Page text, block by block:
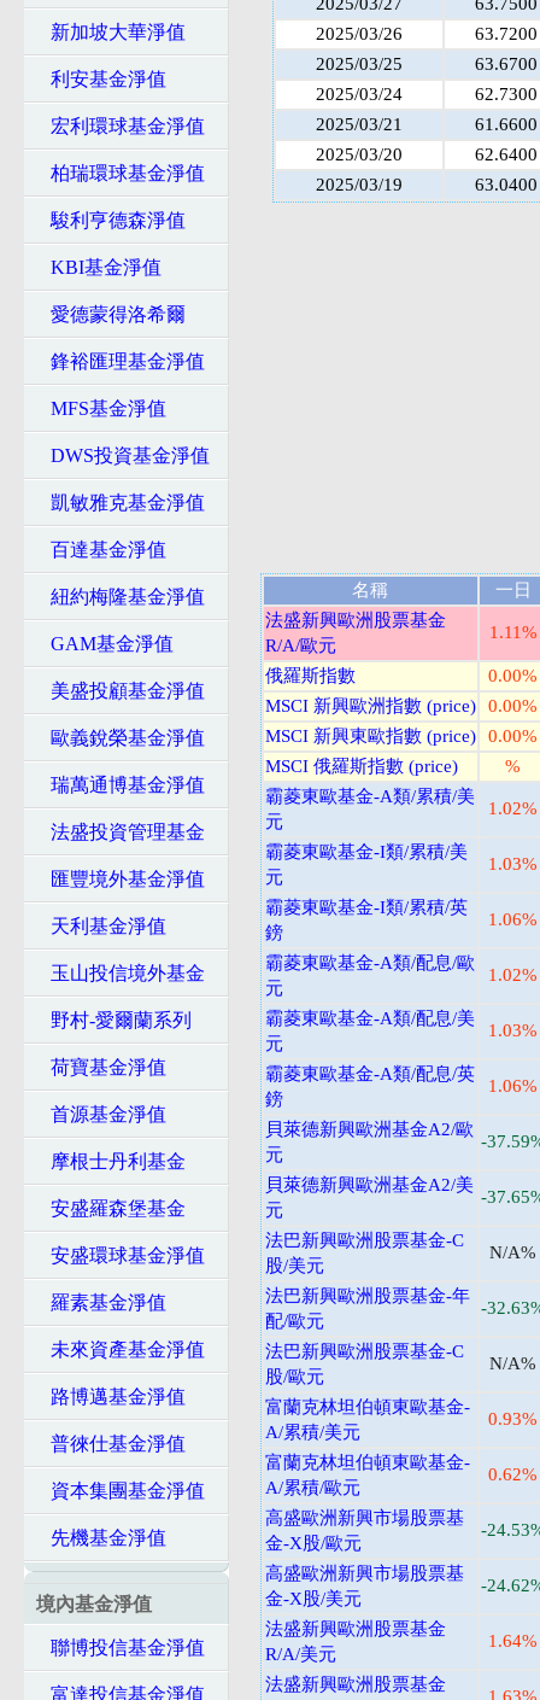
新加坡大華淨值
利安基金淨值
宏利環球基金淨值
柏瑞環球基金淨值
駿利亨德森淨值
KBI基金淨值
愛德蒙得洛希爾
鋒裕匯理基金淨值
MFS基金淨值
DWS投資基金淨值
凱敏雅克基金淨值
百達基金淨值
紐約梅隆基金淨值
GAM基金淨值
美盛投顧基金淨值
歐義銳榮基金淨值
瑞萬通博基金淨值
法盛投資管理基金
匯豐境外基金淨值
天利基金淨值
玉山投信境外基金
野村-愛爾蘭系列
荷寶基金淨值
首源基金淨值
摩根士丹利基金
安盛羅森堡基金
安盛環球基金淨值
羅素基金淨值
未來資產基金淨值
路博邁基金淨值
普徠仕基金淨值
資本集團基金淨值
先機基金淨值
境內基金淨值
聯博投信基金淨值
富達投信基金淨值
2025/03/26
63.7200
2025/03/25
63.6700
2025/03/24
62.7300
2025/03/21
61.6600
2025/03/20
62.6400
2025/03/19
63.0400
名稱
一日
法盛新興歐洲股票基金
R/A/歐元
1.11%
俄羅斯指數
0.00%
MSCI 新興歐洲指數 (price)
0.00%
MSCI 新興東歐指數 (price)
0.00%
MSCI 俄羅斯指數 (price)
%
霸菱東歐基金-A類/累積/美
元
1.02%
霸菱東歐基金-I類/累積/美
元
1.03%
霸菱東歐基金-I類/累積/英
鎊
1.06%
霸菱東歐基金-A類/配息/歐
元
1.02%
霸菱東歐基金-A類/配息/美
元
1.03%
霸菱東歐基金-A類/配息/英
鎊
1.06%
貝萊德新興歐洲基金A2/歐
元
-
貝萊德新興歐洲基金A2/美
元
-
法巴新興歐洲股票基金-C
股/美元
N/A%
法巴新興歐洲股票基金-年
配/歐元
-
法巴新興歐洲股票基金-C
股/歐元
N/A%
富蘭克林坦伯頓東歐基金-
A/累積/美元
0.93%
富蘭克林坦伯頓東歐基金-
A/累積/歐元
0.62%
高盛歐洲新興市場股票基
金-X股/歐元
-
高盛歐洲新興市場股票基
金-X股/美元
-
法盛新興歐洲股票基金
R/A/美元
1.64%
法盛新興歐洲股票基金